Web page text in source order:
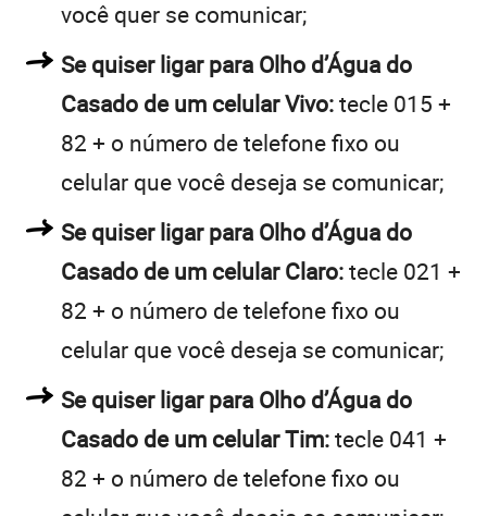
você quer se comunicar;
Se quiser ligar para Olho d’Água do
Casado de um celular Vivo:tecle 015 +
82 + o número de telefone fixo ou
celular que você deseja se comunicar;
Se quiser ligar para Olho d’Água do
Casado de um celular Claro:tecle 021 +
82 + o número de telefone fixo ou
celular que você deseja se comunicar;
Se quiser ligar para Olho d’Água do
Casado de um celular Tim:tecle 041 +
82 + o número de telefone fixo ou